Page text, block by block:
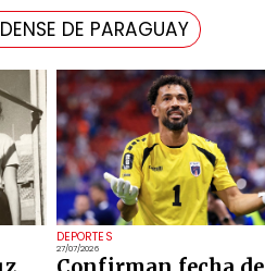
DEPORTES
27/07/2026
DE PARAGUAY